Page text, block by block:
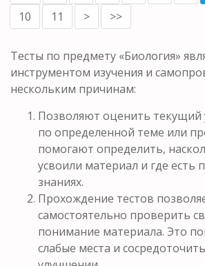
10
11 > >>
Тесты по предмету «Биология»
инструментом изучения и
нескольким причинам:
Позволяют оценить текущий
по определенной теме или
помогают определить,
усвоили материал и где есть
знаниях.
Прохождение тестов
самостоятельно проверить
понимание материала. Это
слабые места и